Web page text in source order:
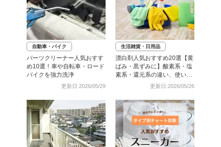
自動車・バイク
パーツクリーナー人気おすす
め10選！車や自転車・ロード
バイクを強力洗浄
更新日:2026/05/29
生活雑貨・日用品
漂白剤人気おすすめ20選【黄
ばみ・黒ずみに】酸素系・塩
素系・還元系の違い、使い方
更新日:2026/05/26